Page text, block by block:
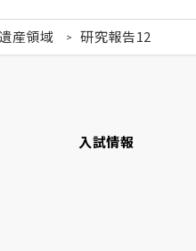
産領域 研究報告12
入試情報